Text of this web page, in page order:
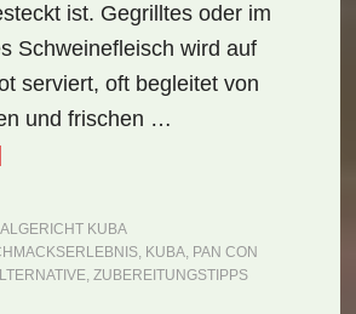
ist. Gegrilltes oder im
Schweinefleisch wird auf
serviert, oft begleitet von
und frischen …
ÜberNationalgericht
Pan
con
KUBA
, KUBA, PAN CON
, ZUBEREITUNGSTIPPS